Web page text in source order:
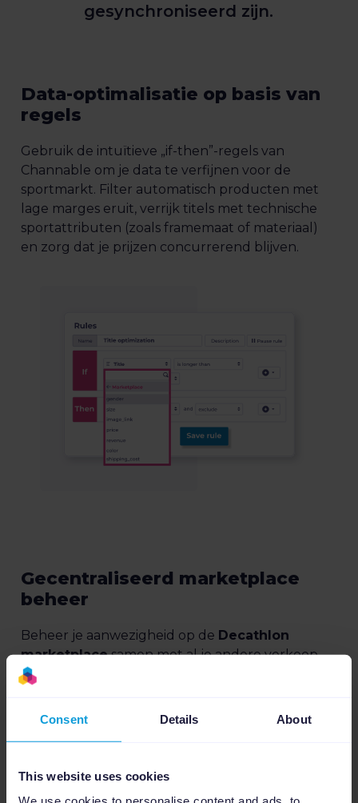
Consent Details About
This website uses cookies
gesynchroniseerd zijn.
Data-optimalisatie op basis van
regels
Gebruik de intuïtieve „if-then”-regels van
Channable om je data te verfijnen voor de
sportmarkt. Filter automatisch producten met
lage marges eruit, verrijk titels met technische
sportattributen (zoals framemaat of materiaal)
en zorg dat je prijzen concurrerend blijven.
Gecentraliseerd marketplace
beheer
Beheer je aanwezigheid op de Decathlon
marketplacesamen met al je andere verkoop-
en marketingkanalen. Dankzij één centraal
merkuitstraling en kun je groeien zonder dat het